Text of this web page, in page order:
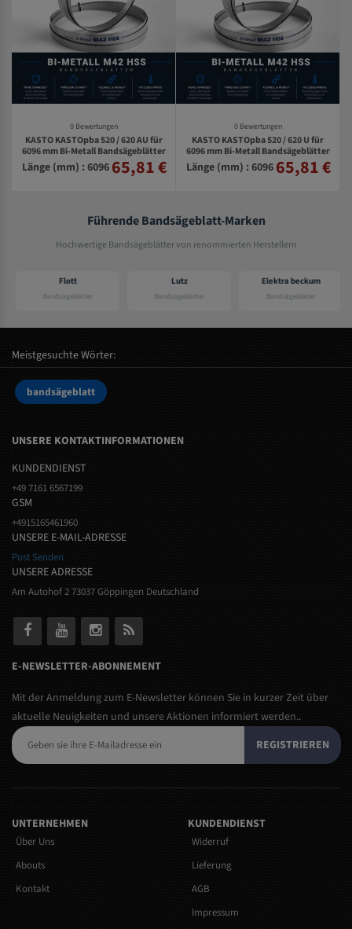
0 Bewertungen
KASTO KASTOpba 520 / 620 AU für
6096 mm Bi-Metall Bandsägeblätter
Länge (mm) : 6096 65,81 €
0 Bewertungen
KASTO KASTOpba 520 / 620 U für
6096 mm Bi-Metall Bandsägeblätter
Länge (mm) : 6096 65,81 €
Führende Bandsägeblatt-Marken
Hochwertige Bandsägeblätter von renommierten Herstellern
Flott
Bandsägeblätter
Lutz
Bandsägeblätter
Elektra beckum
Bandsägeblätter
Meistgesuchte Wörter:
bandsägeblatt
UNSERE KONTAKTINFORMATIONEN
KUNDENDIENST
+49 7161 6567199
GSM
+4915165461960
UNSERE E-MAIL-ADRESSE
Post Senden
UNSERE ADRESSE
Am Autohof 2 73037 Göppingen Deutschland
E-NEWSLETTER-ABONNEMENT
Mit der Anmeldung zum E-Newsletter können Sie in kurzer Zeit über
aktuelle Neuigkeiten und unsere Aktionen informiert werden..
REGISTRIEREN
UNTERNEHMEN
Über Uns
Abouts
Kontakt
KUNDENDIENST
Widerruf
Lieferung
AGB
Impressum